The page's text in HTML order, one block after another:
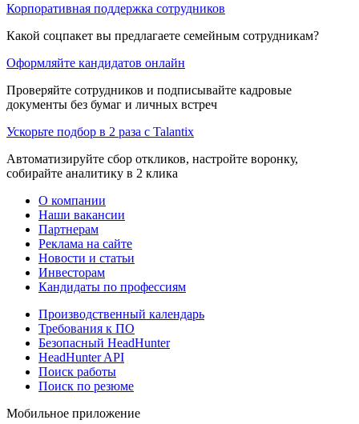
Корпоративная поддержка сотрудников
Какой соцпакет вы предлагаете семейным сотрудникам?
Оформляйте кандидатов онлайн
Проверяйте сотрудников и подписывайте кадровые
документы без бумаг и личных встреч
Ускорьте подбор в 2 раза с Talantix
Автоматизируйте сбор откликов, настройте воронку,
собирайте аналитику в 2 клика
О компании
Наши вакансии
Партнерам
Реклама на сайте
Новости и статьи
Инвесторам
Кандидаты по профессиям
Производственный календарь
Требования к ПО
Безопасный HeadHunter
HeadHunter API
Поиск работы
Поиск по резюме
Мобильное приложение